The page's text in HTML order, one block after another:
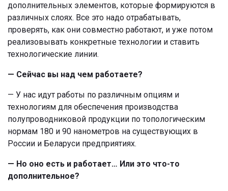
дополнительных элементов, которые формируются в
различных слоях. Все это надо отрабатывать,
проверять, как они совместно работают, и уже потом
реализовывать конкретные технологии и ставить
технологические линии.
— Сейчас вы над чем работаете?
— У нас идут работы по различным опциям и
технологиям для обеспечения производства
полупроводниковой продукции по топологическим
нормам 180 и 90 нанометров на существующих в
России и Беларуси предприятиях.
— Но оно есть и работает… Или это что-то
дополнительное?